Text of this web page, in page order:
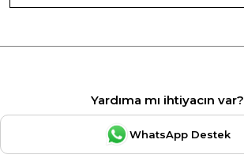
Yardıma mı ihtiyacın var?
WhatsApp Destek